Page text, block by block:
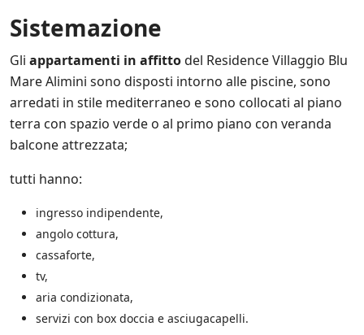
e
n
t
o
.
i
t
e
s
l
Sistemazione
Gli appartamenti in affittodel Residence Villaggio Blu
Mare Alimini sono disposti intorno alle piscine, sono
arredati in stile mediterraneo e sono collocati al piano
terra con spazio verde o al primo piano con veranda
balcone attrezzata;
tutti hanno:
ingresso indipendente,
angolo cottura,
cassaforte,
tv,
aria condizionata,
servizi con box doccia e asciugacapelli.